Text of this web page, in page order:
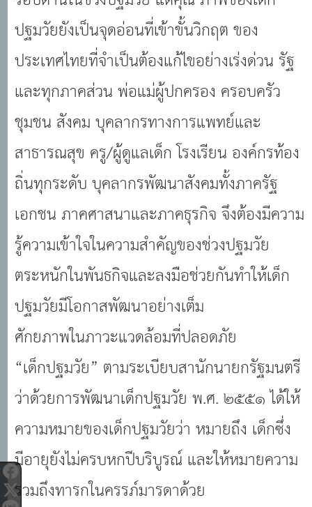
ปฐมวัยยังเป็นจุดอ่อนที่เข้าขั้นวิกฤต ของ
ประเทศไทยที่จำเป็นต้องแก้ไขอย่างเร่งด่วน รัฐ
และทุกภาคส่วน พ่อแม่ผู้ปกครอง ครอบครัว
ชุมชน สังคม บุคลากรทางการแพทย์และ
สาธารณสุข ครู/ผู้ดูแลเด็ก โรงเรียน องค์กรท้อง
ถิ่นทุกระดับ บุคลากรพัฒนาสังคมทั้งภาครัฐ
เอกชน ภาคศาสนาและภาคธุรกิจ จึงต้องมีความ
รู้ความเข้าใจในความสำคัญของช่วงปฐมวัย
ตระหนักในพันธกิจและลงมือช่วยกันทำให้เด็ก
ปฐมวัยมีโอกาสพัฒนาอย่างเต็ม
ศักยภาพในภาวะแวดล้อมที่ปลอดภัย
“เด็กปฐมวัย” ตามระเบียบสานักนายกรัฐมนตรี
ว่าด้วยการพัฒนาเด็กปฐมวัย พ.ศ. ๒๕๕๑ ได้ให้
ความหมายของเด็กปฐมวัยว่า หมายถึง เด็กซึ่ง
มีอายุยังไม่ครบหกปีบริบูรณ์ และให้หมายความ
รวมถึงทารกในครรภ์มารดาด้วย